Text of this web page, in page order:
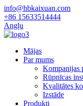
info@hbkaixuan.com
+86 15633514444
Angļu
Mājas
Par mums
Kompanijas
Rūpnīcas
Kvalitātes
Izstāde
Produkti